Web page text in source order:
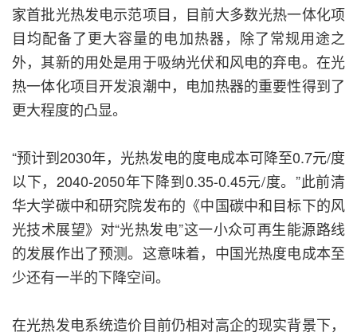
家首批光热发电示范项目，目前大多数光热一体化项
目均配备了更大容量的电加热器，除了常规用途之
外，其新的用处是用于吸纳光伏和风电的弃电。在光
热一体化项目开发浪潮中，电加热器的重要性得到了
更大程度的凸显。
“预计到2030年，光热发电的度电成本可降至0.7元/度
以下，2040-2050年下降到0.35-0.45元/度。”此前清
华大学碳中和研究院发布的《中国碳中和目标下的风
光技术展望》对“光热发电”这一小众可再生能源路线
的发展作出了预测。这意味着，中国光热度电成本至
少还有一半的下降空间。
在光热发电系统造价目前仍相对高企的现实背景下，